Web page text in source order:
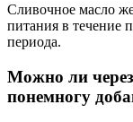
Сливочное масло
питания в течение
периода.
Можно ли
понемногу